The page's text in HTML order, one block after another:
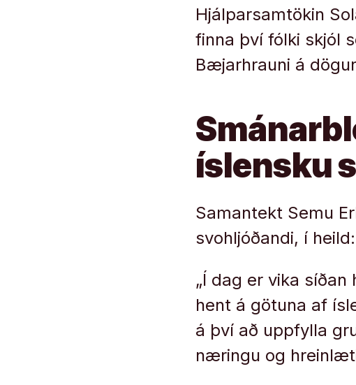
Hjálparsamtökin
finna því fólki skjól
Bæjarhrauni á
íslensku
Samantekt Semu
svohljóðandi, í heild:
„Í dag er vika
hent á götuna af
á því að uppfylla
næringu og